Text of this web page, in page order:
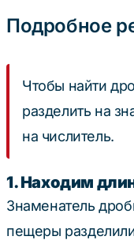
\text{
м}
Подробное
Чтобы найти
разделить на
на числитель.
1. Находим
Знаменатель
пещеры